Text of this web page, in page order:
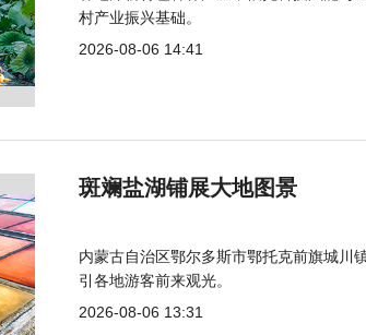
村产业振兴基础。
2026-08-06 14:41
斑斓盐湖铺展大地图景
内蒙古自治区鄂尔多斯市鄂托克前旗城川
引各地游客前来观光。
2026-08-06 13:31